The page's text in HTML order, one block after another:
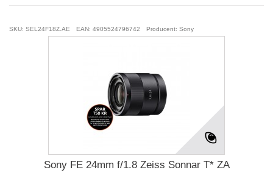
SKU: SEL24F18Z.AE EAN: 4905524796742 Producent: Sony
Sony FE 24mm f/1.8 Zeiss Sonnar T* ZA